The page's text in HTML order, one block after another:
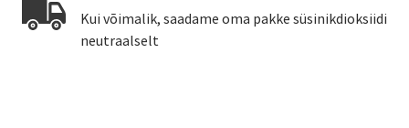
Kui võimalik, saadame oma pakke süsinikdioksiidi
neutraalselt